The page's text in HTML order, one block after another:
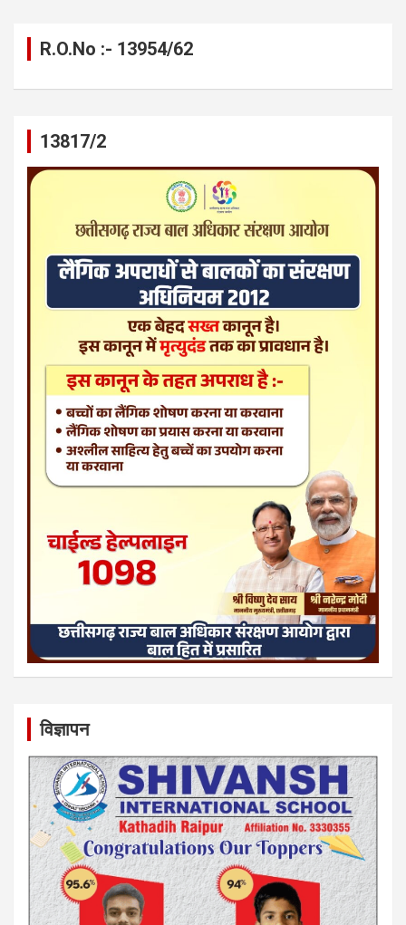
R.O.No :- 13954/62
13817/2
विज्ञापन